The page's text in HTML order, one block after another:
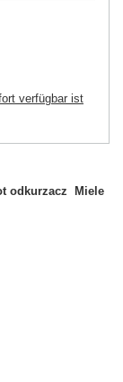
verfügbar ist
odkurzacz Miele